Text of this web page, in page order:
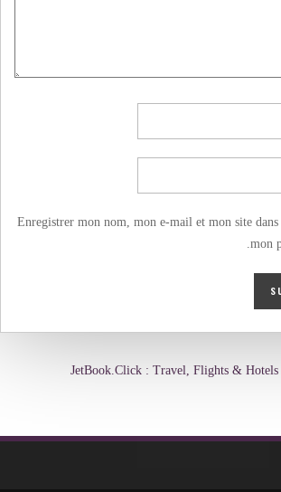
Enregistrer mon nom, mon e-mail et mon site
mon
JetBook.Click : Travel, Flights & Hotels